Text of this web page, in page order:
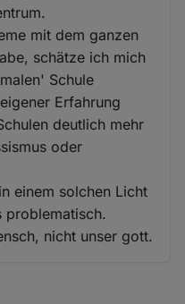
mit dem ganzen
schätze ich mich
Schule
Erfahrung
deutlich mehr
oder
einem solchen Licht
problematisch.
nicht unser gott.